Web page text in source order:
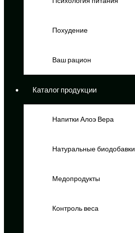
Похудение
Ваш рацион
Каталог продукции
Напитки Алоэ Вера
Натуральные биодобавки
Медопродукты
Контроль веса